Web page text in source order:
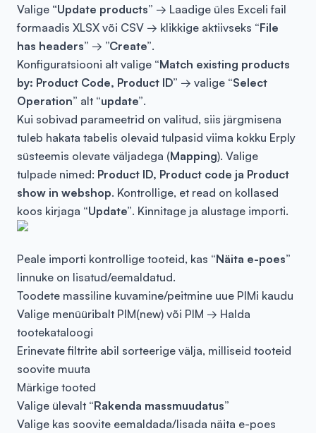
Valige “Update products” → Laadige üles Exceli fail
formaadis XLSX või CSV → klikkige aktiivseks “File
has headers” → ”Create”.
Konfiguratsiooni alt valige “Match existing products
by: Product Code, Product ID” → valige “Select
Operation” alt “update”.
Kui sobivad parameetrid on valitud, siis järgmisena
tuleb hakata tabelis olevaid tulpasid viima kokku Erply
süsteemis olevate väljadega (Mapping). Valige
tulpade nimed: Product ID, Product code ja Product
show in webshop. Kontrollige, et read on kollased
koos kirjaga “Update”. Kinnitage ja alustage importi.
Peale importi kontrollige tooteid, kas “Näita e-poes”
linnuke on lisatud/eemaldatud.
Toodete massiline kuvamine/peitmine uue PIMi kaudu
Valige menüüribalt PIM(new) või PIM → Halda
tootekataloogi
Erinevate filtrite abil sorteerige välja, milliseid tooteid
soovite muuta
Märkige tooted
Valige ülevalt “Rakenda massmuudatus”
Valige kas soovite eemaldada/lisada näita e-poes